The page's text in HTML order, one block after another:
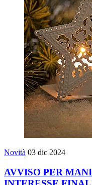
Novità 03 dic 2024
AVVISO PER